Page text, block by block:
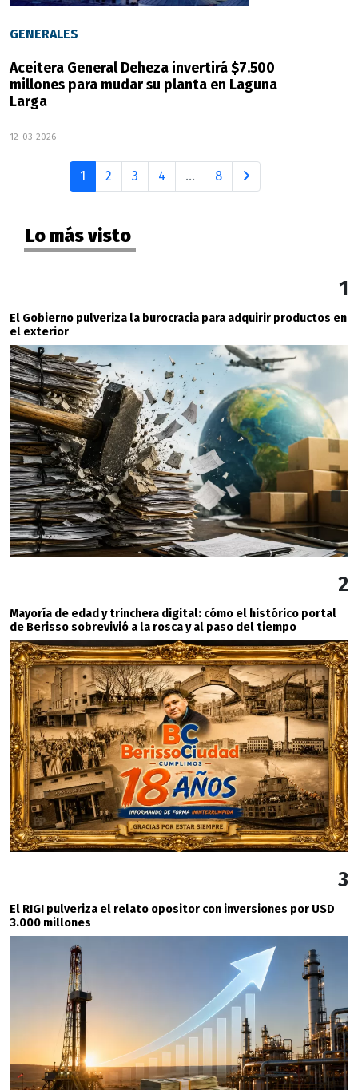
GENERALES
Aceitera General Deheza invertirá $7.500
millones para mudar su planta en Laguna
Larga
12-03-2026
1 2 3 4 ... 8
Lo más visto
1
El Gobierno pulveriza la burocracia para adquirir productos en
el exterior
2
Mayoría de edad y trinchera digital: cómo el histórico portal
de Berisso sobrevivió a la rosca y al paso del tiempo
3
El RIGI pulveriza el relato opositor con inversiones por USD
3.000 millones